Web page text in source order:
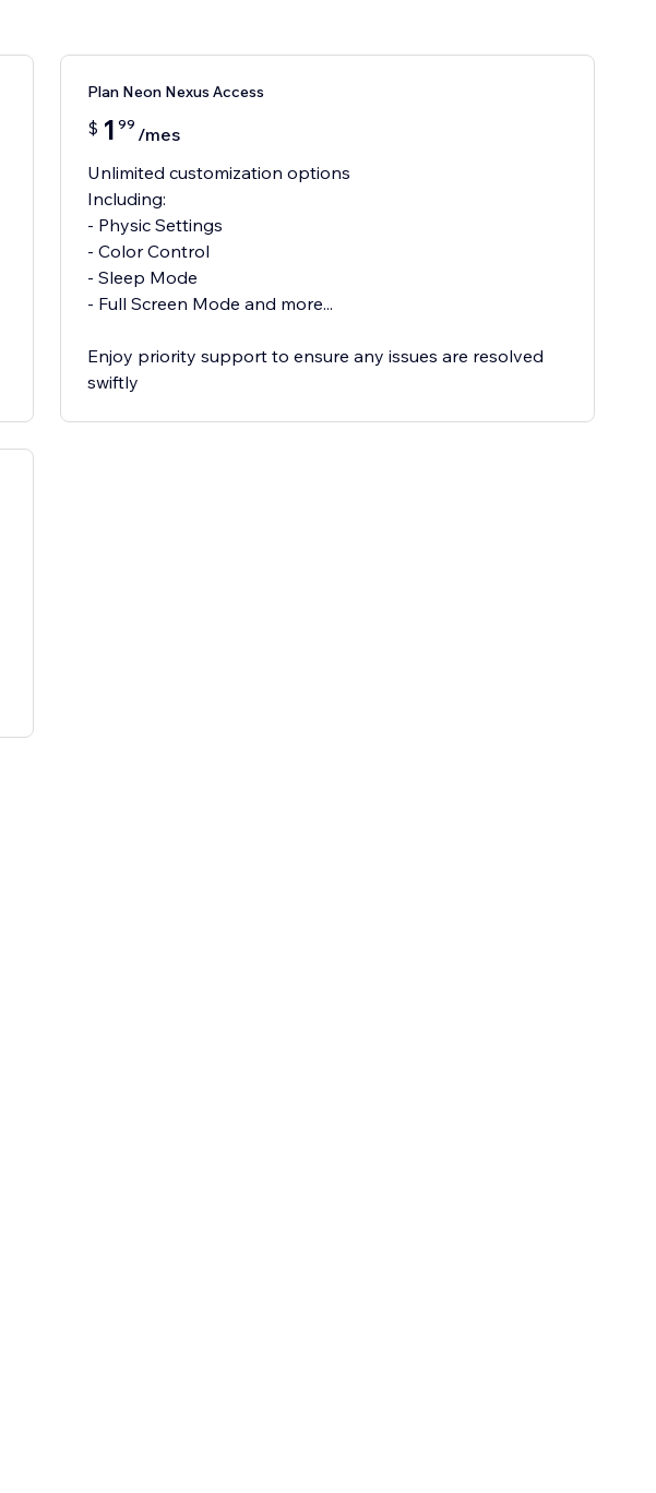
Plan Neon Nexus Access
$ 1 99 /mes
Unlimited customization options
Including:
- Physic Settings
- Color Control
- Sleep Mode
- Full Screen Mode and more...
Enjoy priority support to ensure any issues are resolved
swiftly